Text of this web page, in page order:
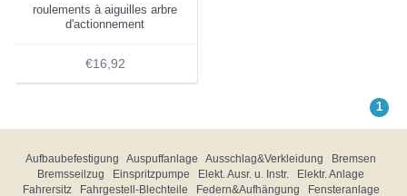
roulements à aiguilles arbre
d'actionnement
€16,92
1
Aufbaubefestigung Auspuffanlage Ausschlag&Verkleidung
Bremsen
Bremsseilzug
Einspritzpumpe Elekt. Ausr. u. Instr.
Elektr. Anlage
Fahrersitz
Fahrgestell-Blechteile Federn&Aufhängung
Fensteranlage